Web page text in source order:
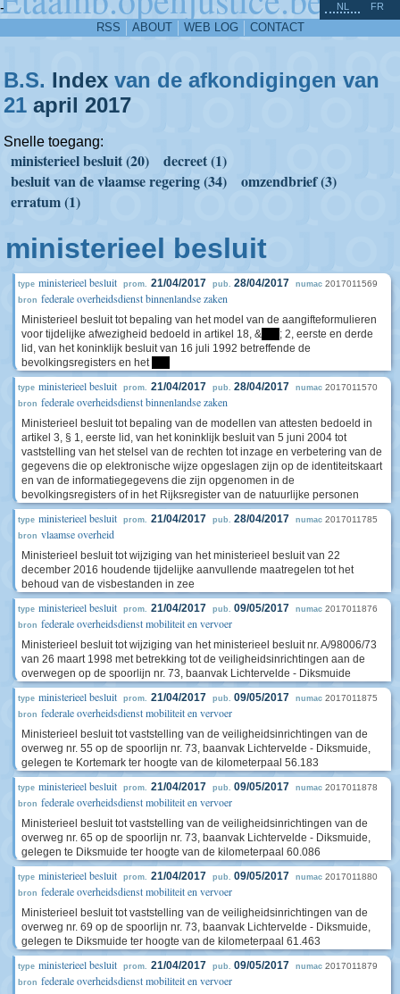
-
RSS ABOUT WEB LOG CONTACT
NL FR
B.S. Index van de afkondigingen van
21 april 2017
Snelle toegang:
ministerieel besluit (20)
decreet (1)
besluit van de vlaamse regering (34)
omzendbrief (3)
erratum (1)
ministerieel besluit
type ministerieel besluit prom. 21/04/2017 pub. 28/04/2017 numac 2017011569
bron federale overheidsdienst binnenlandse zaken
Ministerieel besluit tot bepaling van het model van de aangifteformulieren
voor tijdelijke afwezigheid bedoeld in artikel 18, &
; 2, eerste en derde
lid, van het koninklijk besluit van 16 juli 1992 betreffende de
bevolkingsregisters en het
type ministerieel besluit prom. 21/04/2017 pub. 28/04/2017 numac 2017011570
bron federale overheidsdienst binnenlandse zaken
Ministerieel besluit tot bepaling van de modellen van attesten bedoeld in
artikel 3, § 1, eerste lid, van het koninklijk besluit van 5 juni 2004 tot
vaststelling van het stelsel van de rechten tot inzage en verbetering van de
gegevens die op elektronische wijze opgeslagen zijn op de identiteitskaart
en van de informatiegegevens die zijn opgenomen in de
bevolkingsregisters of in het Rijksregister van de natuurlijke personen
type ministerieel besluit prom. 21/04/2017 pub. 28/04/2017 numac 2017011785
bron vlaamse overheid
Ministerieel besluit tot wijziging van het ministerieel besluit van 22
december 2016 houdende tijdelijke aanvullende maatregelen tot het
behoud van de visbestanden in zee
type ministerieel besluit prom. 21/04/2017 pub. 09/05/2017 numac 2017011876
bron federale overheidsdienst mobiliteit en vervoer
Ministerieel besluit tot wijziging van het ministerieel besluit nr. A/98006/73
van 26 maart 1998 met betrekking tot de veiligheidsinrichtingen aan de
overwegen op de spoorlijn nr. 73, baanvak Lichtervelde - Diksmuide
type ministerieel besluit prom. 21/04/2017 pub. 09/05/2017 numac 2017011875
bron federale overheidsdienst mobiliteit en vervoer
Ministerieel besluit tot vaststelling van de veiligheidsinrichtingen van de
overweg nr. 55 op de spoorlijn nr. 73, baanvak Lichtervelde - Diksmuide,
gelegen te Kortemark ter hoogte van de kilometerpaal 56.183
type ministerieel besluit prom. 21/04/2017 pub. 09/05/2017 numac 2017011878
bron federale overheidsdienst mobiliteit en vervoer
Ministerieel besluit tot vaststelling van de veiligheidsinrichtingen van de
overweg nr. 65 op de spoorlijn nr. 73, baanvak Lichtervelde - Diksmuide,
gelegen te Diksmuide ter hoogte van de kilometerpaal 60.086
type ministerieel besluit prom. 21/04/2017 pub. 09/05/2017 numac 2017011880
bron federale overheidsdienst mobiliteit en vervoer
Ministerieel besluit tot vaststelling van de veiligheidsinrichtingen van de
overweg nr. 69 op de spoorlijn nr. 73, baanvak Lichtervelde - Diksmuide,
gelegen te Diksmuide ter hoogte van de kilometerpaal 61.463
type ministerieel besluit prom. 21/04/2017 pub. 09/05/2017 numac 2017011879
bron federale overheidsdienst mobiliteit en vervoer
^